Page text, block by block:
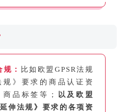
： ⽐如欧盟 GPSR法规
规》要求的商品认证资
品标签等；
以及欧盟
伸法规》要求的各项资